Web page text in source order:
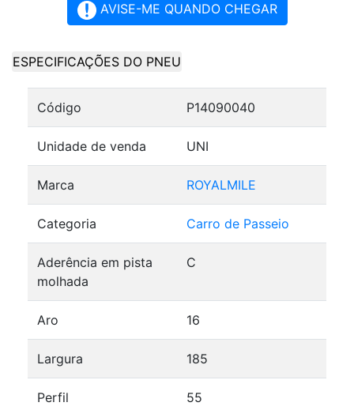
AVISE-ME QUANDO CHEGAR
ESPECIFICAÇÕES DO PNEU
Código P14090040
Unidade de venda UNI
Marca ROYALMILE
Categoria Carro de Passeio
Aderência em pista
molhada
C
Aro 16
Largura 185
Perfil 55